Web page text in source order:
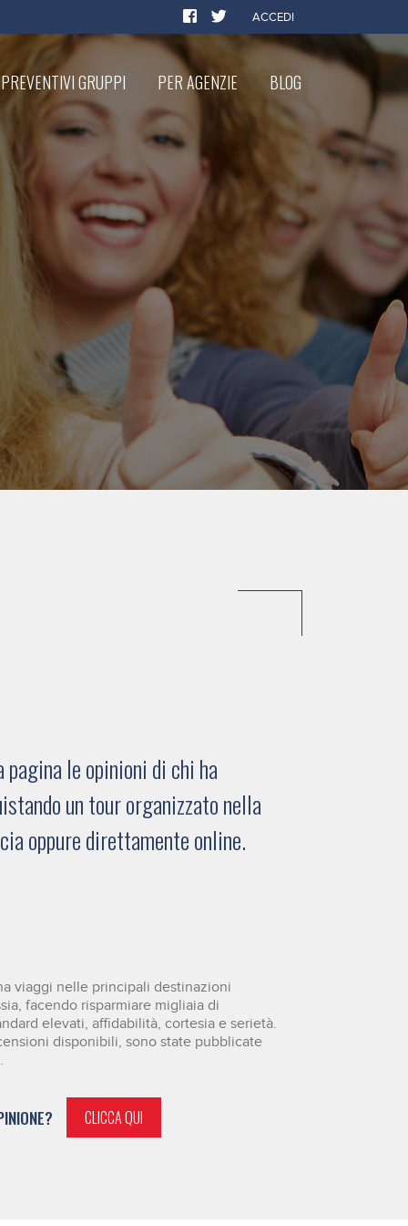
ACCEDI
PREVENTIVI GRUPPI PER AGENZIE BLOG
le opinioni di chi ha
un tour organizzato nella
oppure direttamente online.
viaggi nelle principali destinazioni
facendo risparmiare migliaia di
elevati, affidabilità, cortesia e serietà.
disponibili, sono state pubblicate
CLICCA QUI